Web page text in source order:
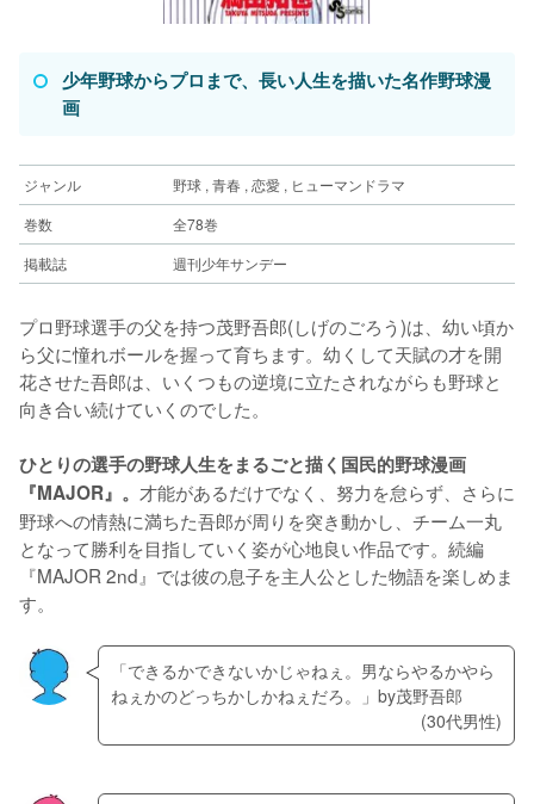
少年野球からプロまで、長い人生を描いた名作野球漫
画
ジャンル
野球 , 青春 , 恋愛 , ヒューマンドラマ
巻数
全78巻
掲載誌
週刊少年サンデー
プロ野球選手の父を持つ茂野吾郎(しげのごろう)は、幼い頃か
ら父に憧れボールを握って育ちます。幼くして天賦の才を開
花させた吾郎は、いくつもの逆境に立たされながらも野球と
向き合い続けていくのでした。
ひとりの選手の野球人生をまるごと描く国民的野球漫画
『MAJOR』。 才能があるだけでなく、努力を怠らず、さらに
野球への情熱に満ちた吾郎が周りを突き動かし、チーム一丸
となって勝利を目指していく姿が心地良い作品です。続編
『MAJOR 2nd』では彼の息子を主人公とした物語を楽しめま
す。
「できるかできないかじゃねぇ。男ならやるかやら
ねぇかのどっちかしかねぇだろ。」by茂野吾郎
(30代男性)